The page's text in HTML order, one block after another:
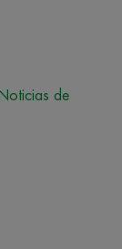
Noticias de